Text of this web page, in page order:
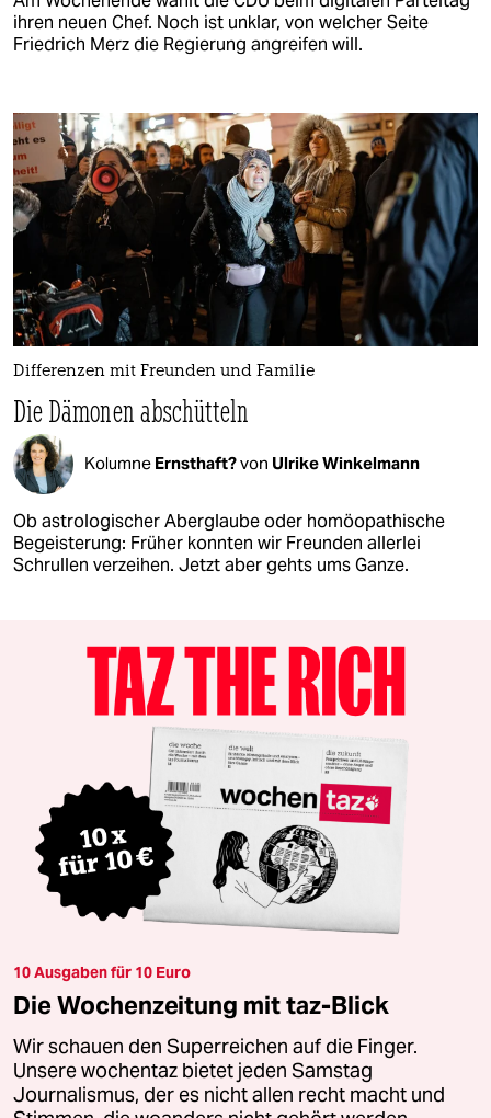
ihren neuen Chef. Noch ist unklar, von welcher Seite
Friedrich Merz die Regierung angreifen will.
Differenzen mit Freunden und Familie
Die Dämonen abschütteln
Kolumne Ernsthaft?von Ulrike Winkelmann
Ob astrologischer Aberglaube oder homöopathische
Begeisterung: Früher konnten wir Freunden allerlei
Schrullen verzeihen. Jetzt aber gehts ums Ganze.
10 Ausgaben für 10 Euro
Die Wochenzeitung mit taz-Blick
Wir schauen den Superreichen auf die Finger.
Unsere wochentaz bietet jeden Samstag
Journalismus, der es nicht allen recht macht und